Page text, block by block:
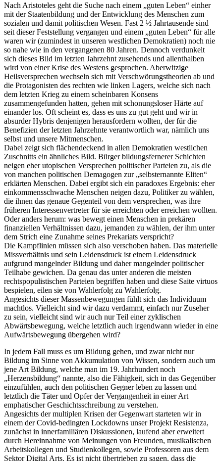
Nach Aristoteles geht die Suche nach einem „guten Leben“ einher
mit der Staatenbildung und der Entwicklung des Menschen zum
sozialen und damit politischen Wesen. Fast 2 ½ Jahrtausende sind
seit dieser Feststellung vergangen und einem „guten Leben“ für alle
waren wir (zumindest in unseren westlichen Demokratien) noch nie
so nahe wie in den vergangenen 80 Jahren. Dennoch verdunkelt
sich dieses Bild im letzten Jahrzehnt zusehends und allenthalben
wird von einer Krise des Westens gesprochen. Aberwitzige
Heilsversprechen wechseln sich mit Verschwörungstheorien ab und
die Protagonisten des rechten wie linken Lagers, welche sich nach
dem letzten Krieg zu einem scheinbaren Konsens
zusammengefunden hatten, gehen mit schonungsloser Härte auf
einander los. Oft scheint es, dass es uns zu gut geht und wir in
absurder Hybris denjenigen herausfordern wollten, der für die
Benefizien der letzten Jahrzehnte verantwortlich war, nämlich uns
selbst und unsere Mitmenschen.
Dabei zeigt sich flächendeckend in allen Demokratien westlichen
Zuschnitts ein ähnliches Bild. Bürger bildungsfernerer Schichten
neigen eher utopischen Versprechen politischer Parteien zu, als die
von manchen politischen Demagogen zur „selbsternannte Eliten“
erklärten Menschen. Dabei ergibt sich ein paradoxes Ergebnis: eher
einkommensschwache Menschen neigen dazu, Politiker zu wählen,
die ihnen das genaue Gegenteil von dem versprechen, was ihre
früheren Interessenvertreter für sie erreichten oder erreichen wollten.
Oder anders herum: was bewegt einen Menschen in prekären
finanziellen Verhältnissen dazu, jemanden zu wählen, der ihm unter
dem Strich eine Zunahme seines Prekariats verspricht?
Die Kampflinien müssen sich also verschoben haben. Das materielle
Missverhältnis und sein Leidensdruck ist einem Leidensdruck
aufgrund mangelnder Bildung und daher mangelnder politischer
Teilhabe gewichen. Da genau das unter anderen die meisten
rechtspopulistischen Parteien begriffen haben und diese Saite virtuos
bespielen, eilen sie von Wahlerfolg zu Wahlerfolg.
Angesichts dieser Massenbewegungen fühlt sich das Individuum
machtlos. Vielleicht sind wir dazu verdammt, einfach nur Zuseher
zu sein, vielleicht sind wir auch nur Teil einer zyklischen
Abwärtsbewegung, welche letztlich auch irgendwann wieder in eine
Aufwärtsbewegung übergehen wird?
In jedem Fall muss es um Bildung gehen, und zwar nicht nur
Bildung im Sinne von Akkumulation von Wissen, sondern auch um
jene Art Bildung, welche man im 19. Jahrhundert noch
„Herzensbildung“ nannte, also die Fähigkeit, sich in das Gegenüber
einzufühlen, auch den politischen Gegner leben zu lassen und
letztlich die Täter und Opfer der Vergangenheit in einer Art
emphatischer Geschichtsschreibung zu verstehen.
Angesichts der multiplen Krisen der Gegenwart starteten wir in
einem der Covid-bedingten Lockdowns unser Projekt Resistenza,
zunächst in innerfamiliären Diskussionen, laufend aber erweitert
durch Hereinnahme von Meinungen von Freunden, musikalischen
Arbeitskollegen und Studienkollegen, sowie Professoren aus dem
Sektor Digital Arts. Es ist nicht übertrieben zu sagen, dass die